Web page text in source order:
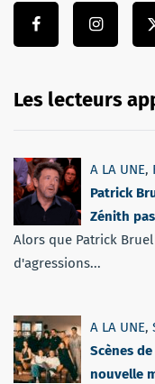
Les lecteurs
A LA UNE,
Patrick
Zénith
Alors que Patrick
d'agressions...
A LA UNE,
Scènes
nouvelle